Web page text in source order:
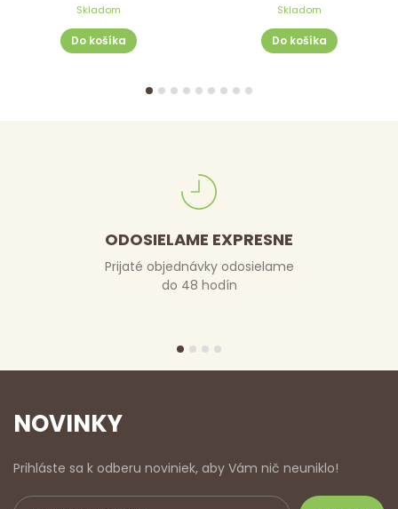
Skladom
Do košíka
Skladom
Do košíka
ODOSIELAME EXPRESNE
Prijaté objednávky odosielame
do 48 hodín
NOVINKY
Prihláste sa k odberu noviniek, aby Vám nič neuniklo!